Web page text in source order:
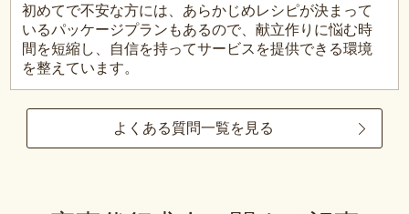
初めてで不安な方には、あらかじめレシピが決まって
いるパッケージプランもあるので、献立作りに悩む時
間を短縮し、自信を持ってサービスを提供できる環境
を整えています。
よくある質問一覧を見る